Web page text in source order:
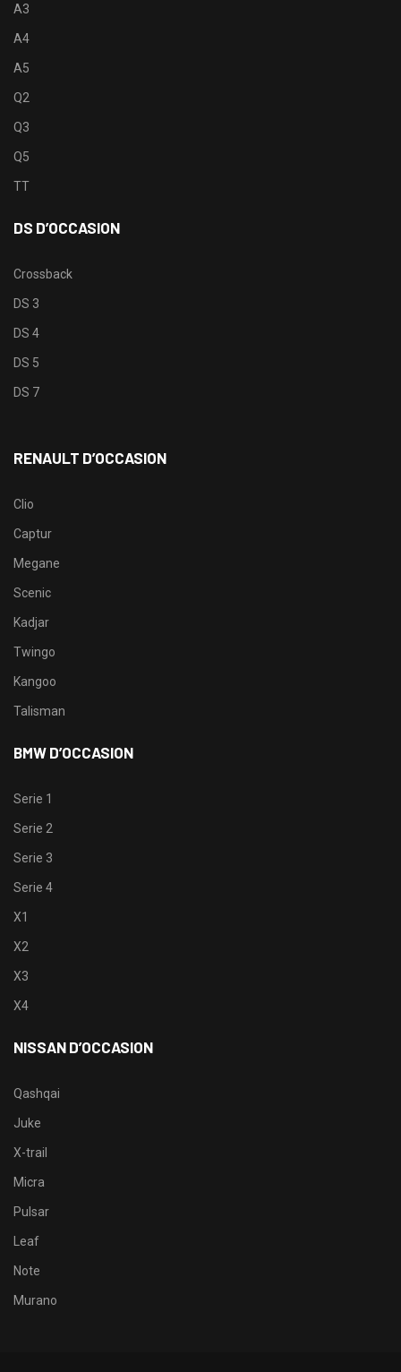
A3
A4
A5
Q2
Q3
Q5
TT
DS D’OCCASION
Crossback
DS 3
DS 4
DS 5
DS 7
RENAULT D’OCCASION
Clio
Captur
Megane
Scenic
Kadjar
Twingo
Kangoo
Talisman
BMW D’OCCASION
Serie 1
Serie 2
Serie 3
Serie 4
X1
X2
X3
X4
NISSAN D’OCCASION
Qashqai
Juke
X-trail
Micra
Pulsar
Leaf
Note
Murano